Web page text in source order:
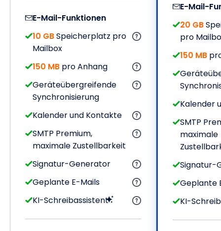
E-Mail-Funktionen
10 GBSpeicherplatz pro
Mailbox
150 MB pro Anhang
Geräteübergreifende
Synchronisierung
Kalender und Kontakte
SMTP Premium,
maximale Zustellbarkeit
Signatur-Generator
Geplante E-Mails
KI-Schreibassistent
E-Mail-
20 GB
pro
150 MB
Kalender
SMTP
maximale
Signatur-
Geplante
KI-